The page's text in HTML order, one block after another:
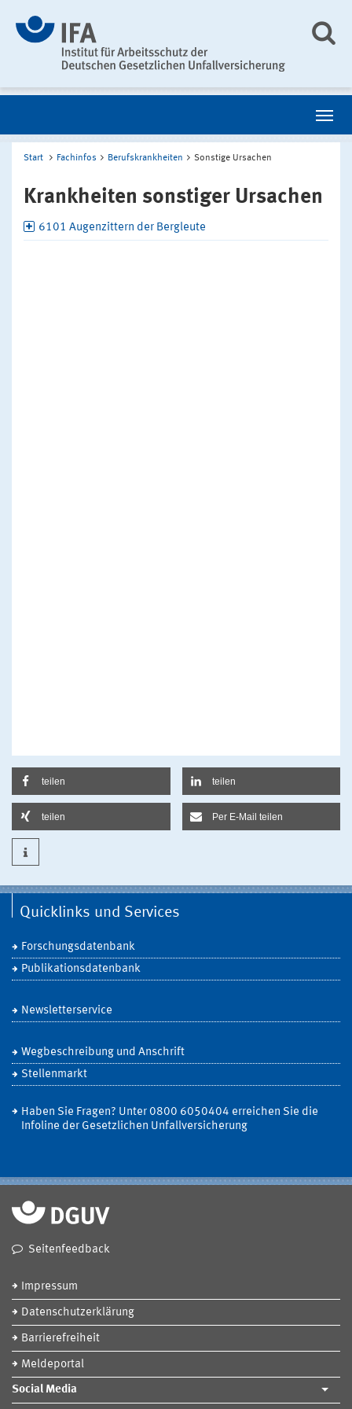
Start Fachinfos Berufskrankheiten Sonstige Ursachen
Krankheiten sonstiger Ursachen
6101 Augenzittern der Bergleute
teilen teilen
teilen Per E-Mail teilen
Quicklinks und Services
Forschungsdatenbank
Publikationsdatenbank
Newsletterservice
Wegbeschreibung und Anschrift
Stellenmarkt
Haben Sie Fragen? Unter 0800 6050404 erreichen Sie die
Infoline der Gesetzlichen Unfallversicherung
Seitenfeedback
Impressum
Datenschutzerklärung
Barrierefreiheit
Meldeportal
Social Media